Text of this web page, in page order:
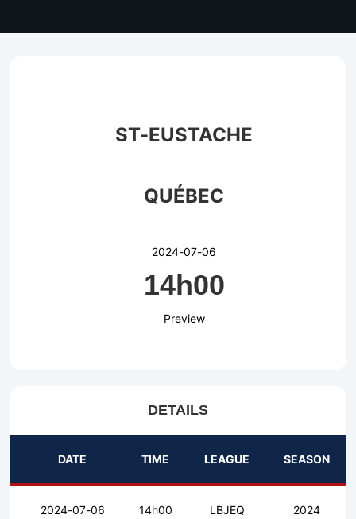
ST-EUSTACHE
QUÉBEC
2024-07-06
14h00
Preview
DETAILS
DATE TIME LEAGUE SEASON
2024-07-06 14h00 LBJEQ 2024